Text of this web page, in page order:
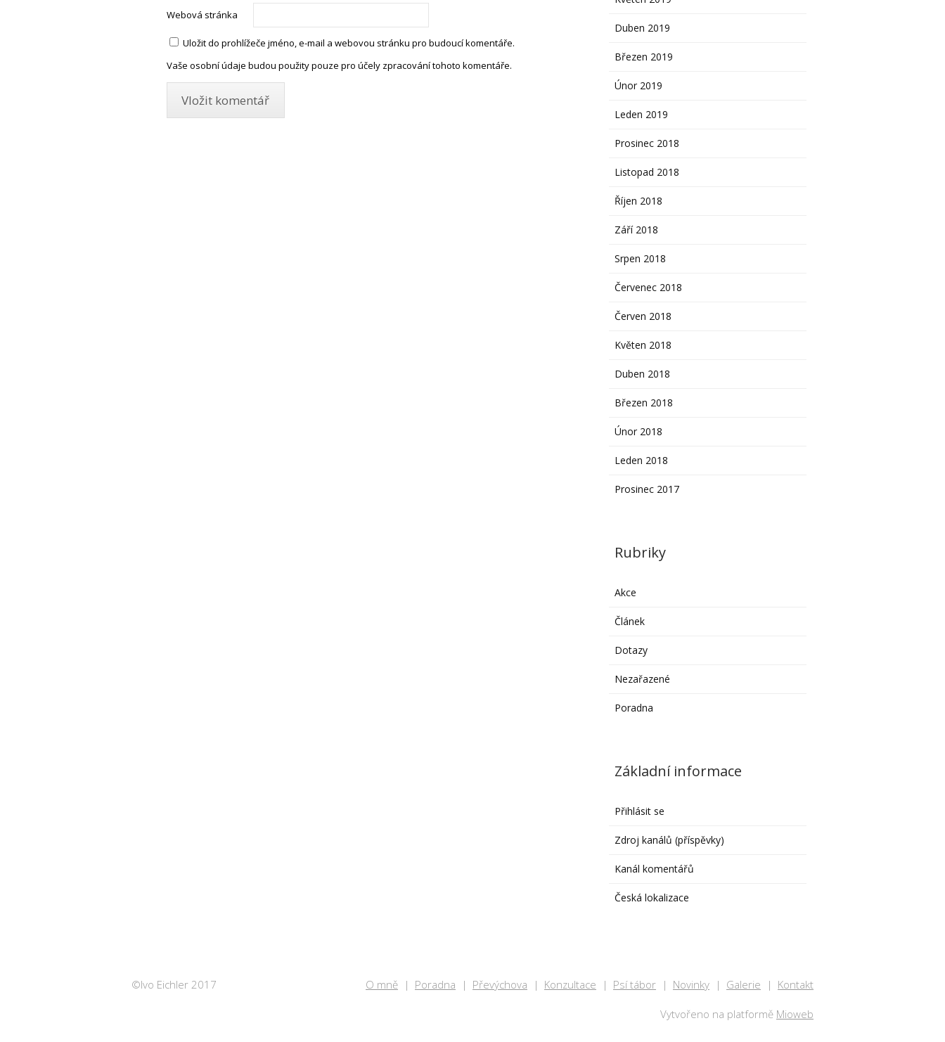
Webová stránka
Uložit do prohlížeče jméno, e-mail a webovou stránku pro budoucí komentáře.
Vaše osobní údaje budou použity pouze pro účely zpracování tohoto komentáře.
Duben 2019
Březen 2019
Únor 2019
Leden 2019
Prosinec 2018
Listopad 2018
Říjen 2018
Září 2018
Srpen 2018
Červenec 2018
Červen 2018
Květen 2018
Duben 2018
Březen 2018
Únor 2018
Leden 2018
Prosinec 2017
Rubriky
Akce
Článek
Dotazy
Nezařazené
Poradna
Základní informace
Přihlásit se
Zdroj kanálů (příspěvky)
Kanál komentářů
Česká lokalizace
O mně Poradna Převýchova Konzultace Psí tábor Novinky Galerie Kontakt
©Ivo Eichler 2017
Vytvořeno na platformě Mioweb